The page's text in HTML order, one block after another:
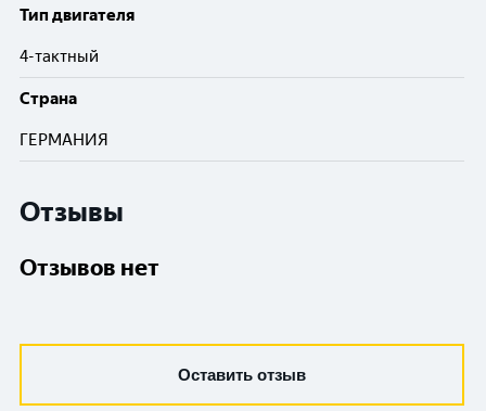
Тип двигателя
4-тактный
Cтрана
ГЕРМАНИЯ
Отзывы
Отзывов нет
Оставить отзыв